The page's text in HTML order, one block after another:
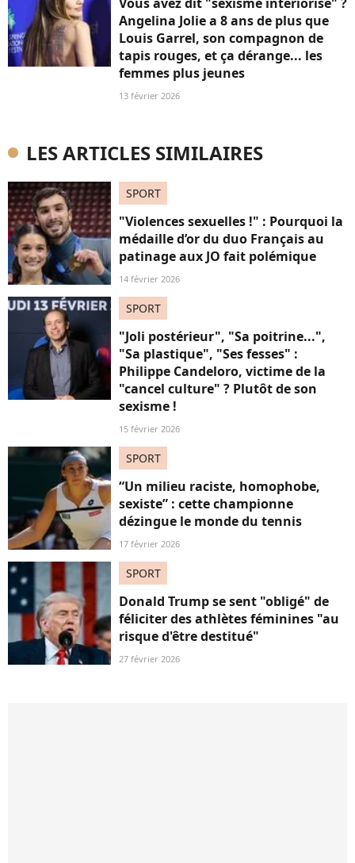
Angelina Jolie a 8 ans de plus que
Louis Garrel, son compagnon de
tapis rouges, et ça dérange... les
femmes plus jeunes
13 février 2026
LES ARTICLES SIMILAIRES
SPORT
"Violences sexuelles !" : Pourquoi la
médaille d’or du duo Français au
patinage aux JO fait polémique
14 février 2026
SPORT
"Joli postérieur", "Sa poitrine...",
"Sa plastique", "Ses fesses" :
Philippe Candeloro, victime de la
"cancel culture" ? Plutôt de son
sexisme !
15 février 2026
SPORT
“Un milieu raciste, homophobe,
sexiste” : cette championne
dézingue le monde du tennis
17 février 2026
SPORT
Donald Trump se sent "obligé" de
féliciter des athlètes féminines "au
risque d'être destitué"
27 février 2026